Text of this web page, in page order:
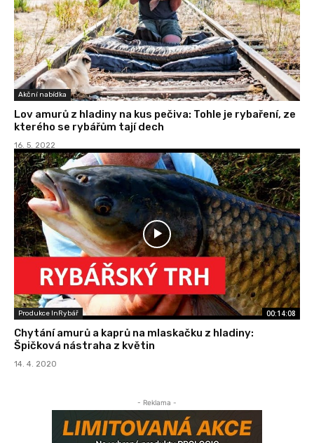
Akční nabídka
Lov amurů z hladiny na kus pečiva: Tohle je rybaření, ze
kterého se rybářům tají dech
16. 5. 2022
Produkce InRybář 00:14:08
Chytání amurů a kaprů na mlaskačku z hladiny:
Špičková nástraha z květin
14. 4. 2020
- Reklama -